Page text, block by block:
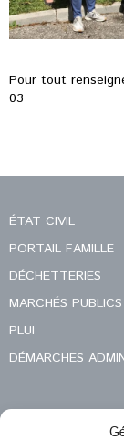
Pour tout
03
ÉTAT CIVIL
PORTAIL FAMILLE
DÉCHETTERIES
MARCHÉS PUBLICS
PLUI
DÉMARCHES